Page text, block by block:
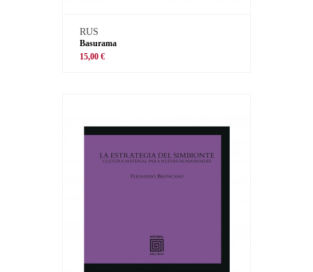
RUS
Basurama
15,00 €